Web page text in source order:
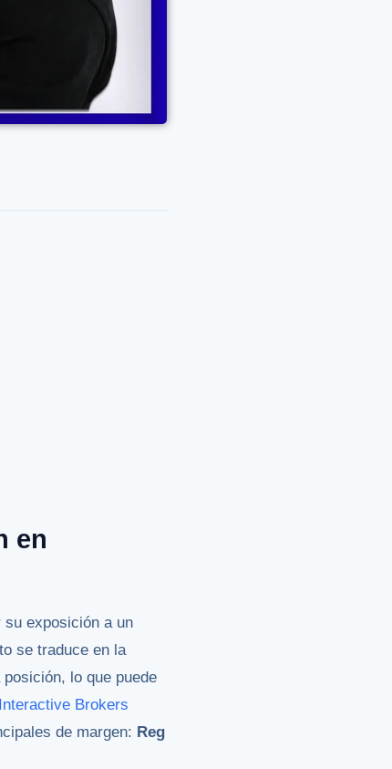
en
exposición a un
se traduce en la
lo que puede
Interactive Brokers
de margen: Reg